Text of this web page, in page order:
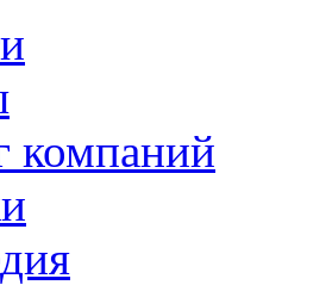
компаний